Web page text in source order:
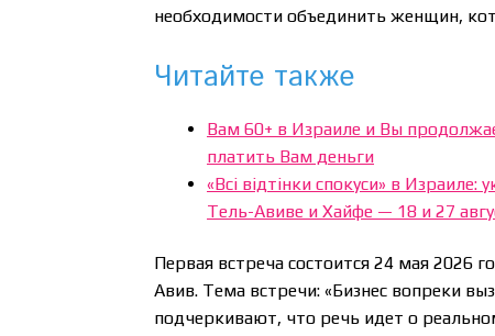
необходимости объединить женщин,
Читайте также
Вам 60+ в Израиле и Вы
платить Вам деньги
«Всі відтінки спокуси» в
Тель-Авиве и Хайфе — 18 и 27
Первая встреча состоится 24 мая 2026
Авив. Тема встречи: «Бизнес вопреки
подчеркивают, что речь идет о